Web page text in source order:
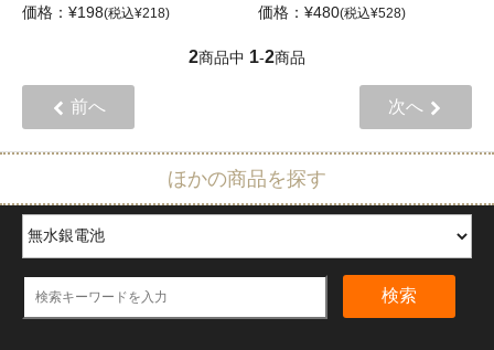
価格：¥198(税込¥218)
価格：¥480(税込¥528)
2商品中 1-2商品
前へ 次へ
ほかの商品を探す
検索